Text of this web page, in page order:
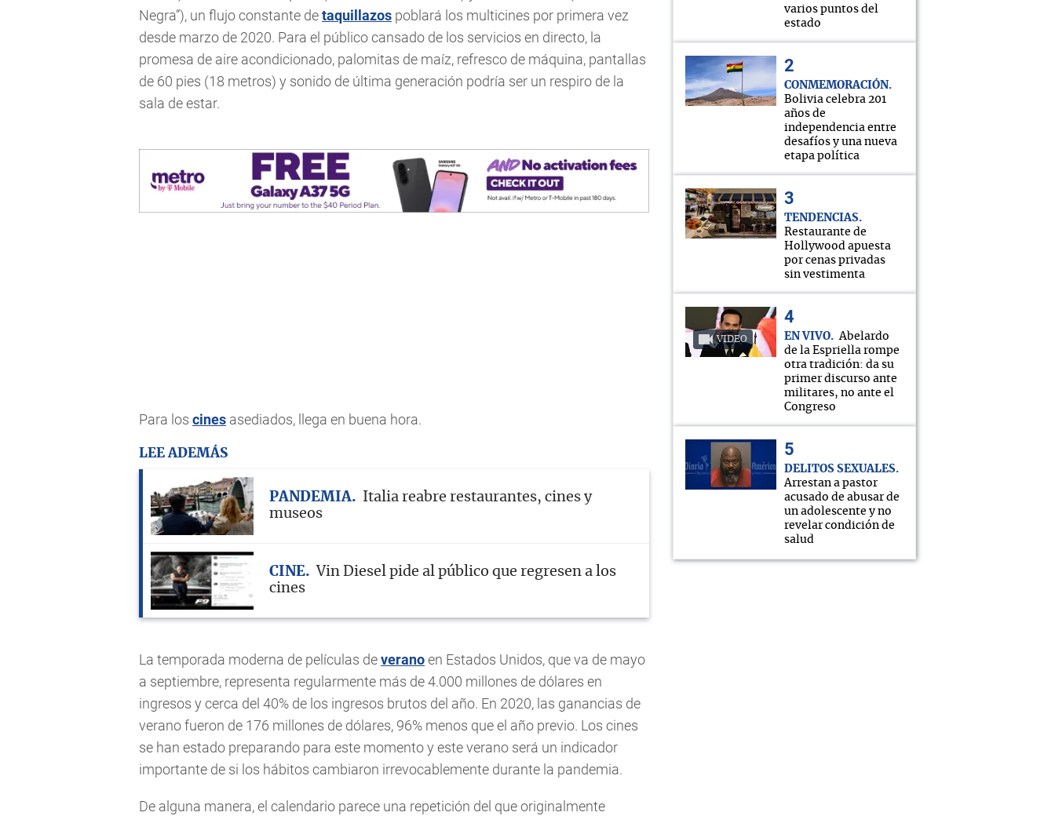
Negra”), un flujo constante detaquillazos poblará los multicines por primera vez
desde marzo de 2020. Para el público cansado de los servicios en directo, la
promesa de aire acondicionado, palomitas de maíz, refresco de máquina, pantallas
de 60 pies (18 metros) y sonido de última generación podría ser un respiro de la
sala de estar.
Para los cines asediados, llega en buena hora.
LEE ADEMÁS
PANDEMIA
Italia reabre restaurantes, cines y
museos
CINE
Vin Diesel pide al público que regresen a los
cines
La temporada moderna de películas deveranoen Estados Unidos, que va de mayo
a septiembre, representa regularmente más de 4.000 millones de dólares en
ingresos y cerca del 40% de los ingresos brutos del año. En 2020, las ganancias de
verano fueron de 176 millones de dólares, 96% menos que el año previo. Los cines
se han estado preparando para este momento y este verano será un indicador
importante de si los hábitos cambiaron irrevocablemente durante la pandemia.
De alguna manera, el calendario parece una repetición del que originalmente
varios puntos del
estado
CONMEMORACIÓN
Bolivia celebra 201
años de
independencia entre
desafíos y una nueva
etapa política
TENDENCIAS
Restaurante de
Hollywood apuesta
por cenas privadas
sin vestimenta
VIDEO EN VIVO
Abelardo
de la Espriella rompe
otra tradición: da su
primer discurso ante
militares, no ante el
Congreso
DELITOS SEXUALES
Arrestan a pastor
acusado de abusar de
un adolescente y no
revelar condición de
salud